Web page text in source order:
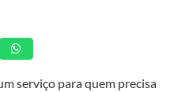
serviço para quem precisa